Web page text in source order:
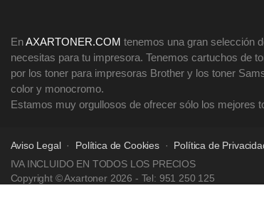
EnAXARTONER.COM tenemos una gran selección
necesitas para tu impresora. Tenemos cartuchos de
por los toner para impresoras Brother y los toner
color y monocromo.
Estamos muy orgullosos de ofrecer sólo los mejores
Aviso Legal · Política de Cookies ·
Política de
IVA INCLUIDO EN TODOS LOS PRECIOS
Copyright © Axartoner 2026 - Tel: 951 250 125